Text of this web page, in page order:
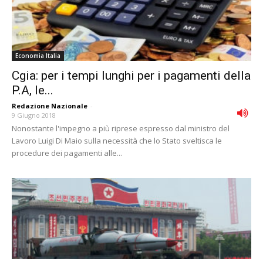
Economia Italia
Cgia: per i tempi lunghi per i pagamenti della
P.A, le...
Redazione Nazionale -
9 Giugno 2018
Nonostante l'impegno a più riprese espresso dal ministro del
Lavoro Luigi Di Maio sulla necessità che lo Stato sveltisca le
procedure dei pagamenti alle...